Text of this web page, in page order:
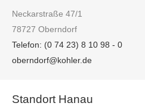
Neckarstraße 47/1
78727 Oberndorf
Telefon: (0 74 23) 8 10 98 - 0
oberndorf@kohler.de​
Standort Hanau